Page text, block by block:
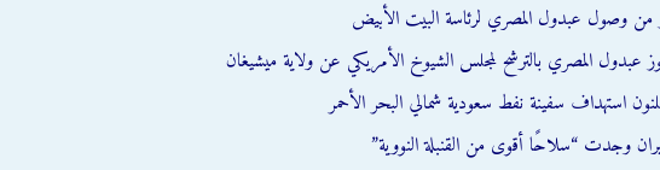
وصول عبدول المصري لرئاسة البيت الأبيض
عبدول المصري بالترشح لمجلس الشيوخ الأمريكي عن ولاية ميشيغان
استهداف سفينة نفط سعودية شمالي البحر الأحمر
وجدت “سلاحًا أقوى من القنبلة النووية”